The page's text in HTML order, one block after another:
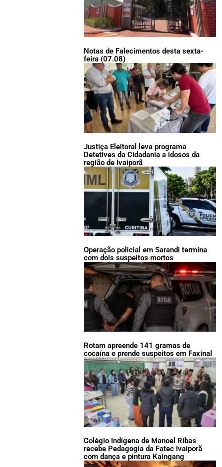
Notas de Falecimentos desta sexta-
feira (07.08)
Justiça Eleitoral leva programa
Detetives da Cidadania a idosos da
região de Ivaiporã
Operação policial em Sarandi termina
com dois suspeitos mortos
Rotam apreende 141 gramas de
cocaína e prende suspeitos em Faxinal
Colégio Indígena de Manoel Ribas
recebe Pedagogia da Fatec Ivaiporã
com dança e pintura Kaingang